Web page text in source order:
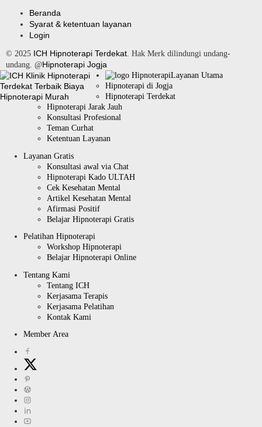
Beranda
Syarat & ketentuan layanan
Login
© 2025 ICH Hipnoterapi Terdekat . Hak Merk dilindungi undang-
undang. @Hipnoterapi Jogja
Layanan Utama
Hipnoterapi di Jogja
Hipnoterapi Terdekat
Hipnoterapi Jarak Jauh
Konsultasi Profesional
Teman Curhat
Ketentuan Layanan
Layanan Gratis
Konsultasi awal via Chat
Hipnoterapi Kado ULTAH
Cek Kesehatan Mental
Artikel Kesehatan Mental
Afirmasi Positif
Belajar Hipnoterapi Gratis
Pelatihan Hipnoterapi
Workshop Hipnoterapi
Belajar Hipnoterapi Online
Tentang Kami
Tentang ICH
Kerjasama Terapis
Kerjasama Pelatihan
Kontak Kami
Member Area